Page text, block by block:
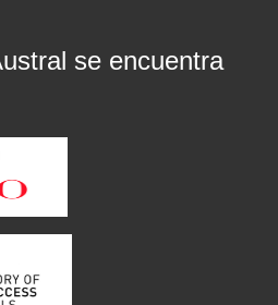
se encuentra